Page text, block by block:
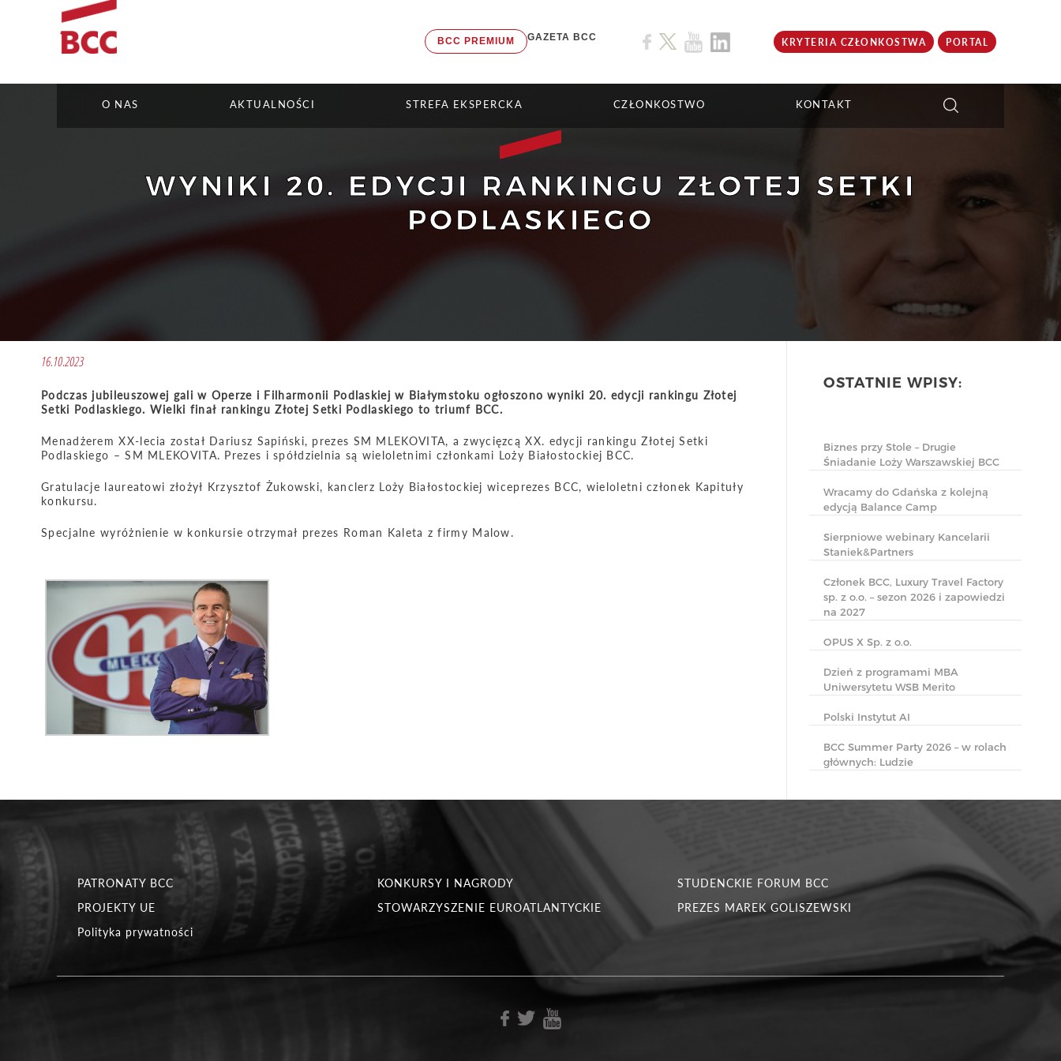
BCC PREMIUM GAZETA BCC KRYTERIA CZŁONKOSTWA PORTAL
O NAS AKTUALNOŚCI STREFA EKSPERCKA CZŁONKOSTWO KONTAKT
WYNIKI 20. EDYCJI RANKINGU ZŁOTEJ SETKI
PODLASKIEGO
OSTATNIE WPISY:
Biznes przy Stole – Drugie
Śniadanie Loży Warszawskiej BCC
Wracamy do Gdańska z kolejną
edycją Balance Camp
Sierpniowe webinary Kancelarii
Staniek&Partners
Członek BCC, Luxury Travel Factory
sp. z o.o. – sezon 2026 i zapowiedzi
na 2027
OPUS X Sp. z o.o.
Dzień z programami MBA
Uniwersytetu WSB Merito
Polski Instytut AI
BCC Summer Party 2026 – w rolach
głównych: Ludzie
16.10.2023
Podczas jubileuszowej gali w Operze i Filharmonii Podlaskiej w Białymstoku ogłoszono wyniki 20. edycji rankingu Złotej
Setki Podlaskiego. Wielki finał rankingu Złotej Setki Podlaskiego to triumf BCC.
Menadżerem XX-lecia został Dariusz Sapiński, prezes SM MLEKOVITA, a zwycięzcą XX. edycji rankingu Złotej Setki
Podlaskiego – SM MLEKOVITA. Prezes i spółdzielnia są wieloletnimi członkami Loży Białostockiej BCC.
Gratulacje laureatowi złożył Krzysztof Żukowski, kanclerz Loży Białostockiej wiceprezes BCC, wieloletni członek Kapituły
konkursu.
Specjalne wyróżnienie w konkursie otrzymał prezes Roman Kaleta z firmy Malow.
PATRONATY BCC KONKURSY I NAGRODY
STUDENCKIE FORUM BCC
PROJEKTY UE
STOWARZYSZENIE EUROATLANTYCKIE
PREZES MAREK GOLISZEWSKI
Polityka prywatności